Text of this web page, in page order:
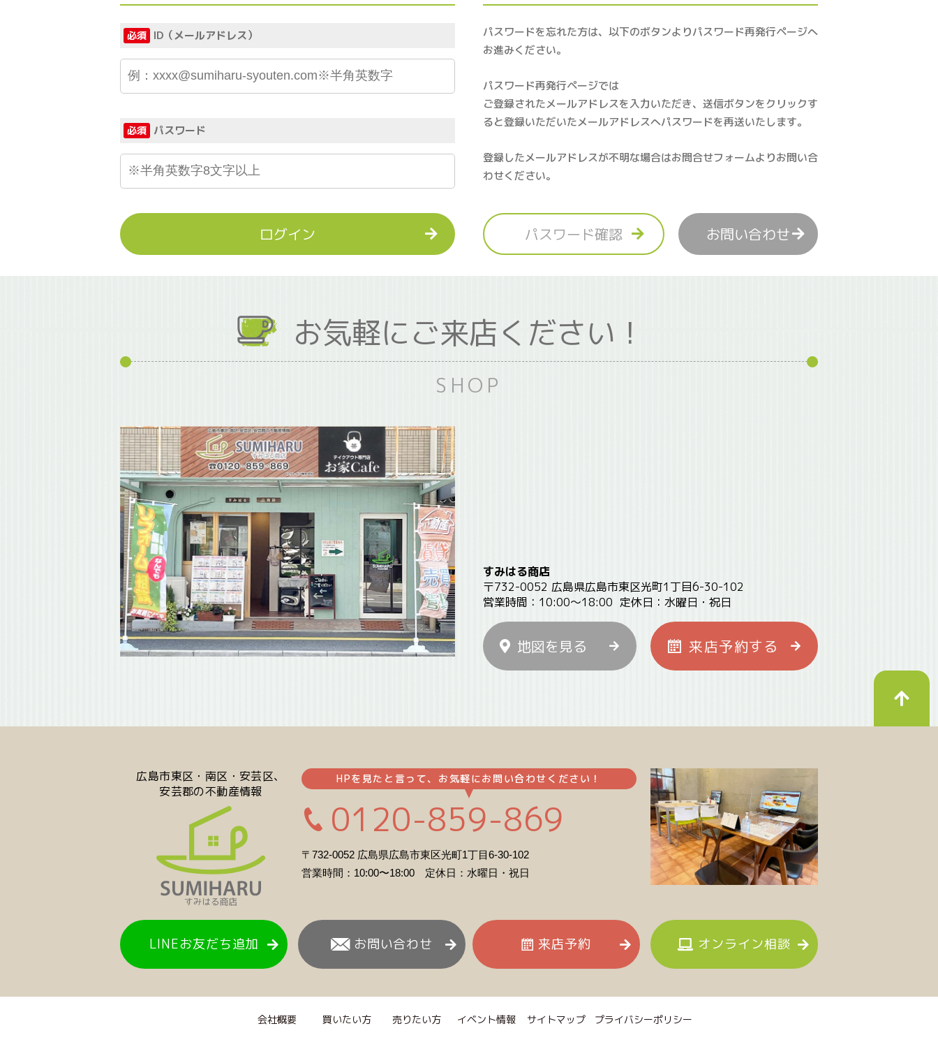
必須 ID（メールアドレス）
必須 パスワード
ログイン
パスワードを忘れた方は、以下のボタンよりパスワード再発行ページへ
お進みください。
パスワード再発行ページでは
ご登録されたメールアドレスを入力いただき、送信ボタンをクリックす
ると登録いただいたメールアドレスへパスワードを再送いたします。
登録したメールアドレスが不明な場合はお問合せフォームよりお問い合
わせください。
パスワード確認 お問い合わせ
お気軽にご来店ください！
SHOP
すみはる商店
〒732-0052 広島県広島市東区光町1丁目6-30-102
営業時間：10:00〜18:00 定休日：水曜日・祝日
地図を見る 来店予約する
広島市東区・南区・安芸区、
安芸郡の不動産情報
HPを見たと言って、お気軽にお問い合わせください！
0120-859-869
〒732-0052 広島県広島市東区光町1丁目6-30-102
営業時間：10:00〜18:00 定休日：水曜日・祝日
LINEお友だち追加 お問い合わせ 来店予約 オンライン相談
会社概要 買いたい方 売りたい方 イベント情報 サイトマップ プライバシーポリシー